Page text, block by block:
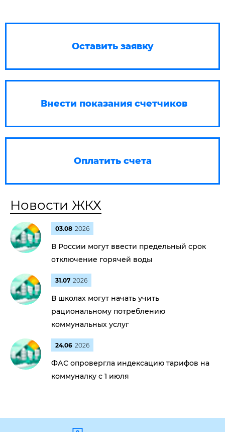
Оставить заявку
Внести показания счетчиков
Оплатить счета
Новости ЖКХ
03.08 2026
В России могут ввести предельный срок
отключение горячей воды
31.07 2026
В школах могут начать учить
рациональному потреблению
коммунальных услуг
24.06 2026
ФАС опровергла индексацию тарифов на
коммуналку с 1 июля